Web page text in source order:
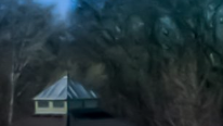
Tartalomhoz